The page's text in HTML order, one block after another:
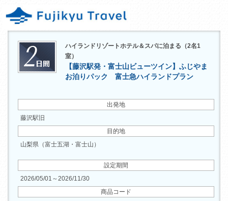
ハイランドリゾートホテル＆スパに泊まる（2名1
室）
【藤沢駅発・富士山ビューツイン】ふじやま
お泊りパック 富士急ハイランドプラン
出発地
藤沢駅旧
目的地
山梨県（富士五湖・富士山）
設定期間
2026/05/01～2026/11/30
商品コード